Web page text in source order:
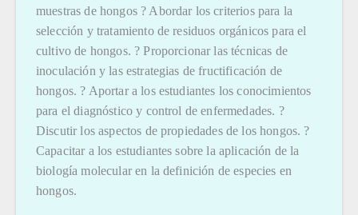
muestras de hongos ? Abordar los criterios para la
selección y tratamiento de residuos orgánicos para el
cultivo de hongos. ? Proporcionar las técnicas de
inoculación y las estrategias de fructificación de
hongos. ? Aportar a los estudiantes los conocimientos
para el diagnóstico y control de enfermedades. ?
Discutir los aspectos de propiedades de los hongos. ?
Capacitar a los estudiantes sobre la aplicación de la
biología molecular en la definición de especies en
hongos.